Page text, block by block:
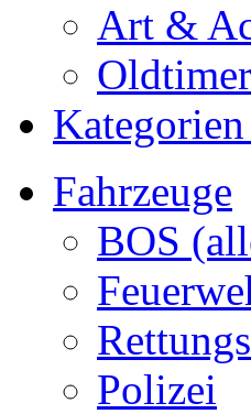
Art &
Oldtimer
Fahrzeuge
BOS
Polizei